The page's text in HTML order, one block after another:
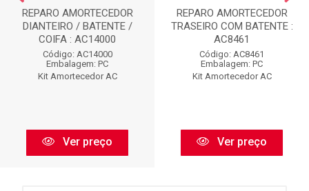
REPARO AMORTECEDOR
DIANTEIRO / BATENTE /
COIFA : AC14000
Código: AC14000
Embalagem: PC
Kit Amortecedor AC
Ver preço
REPARO AMORTECEDOR
TRASEIRO COM BATENTE :
AC8461
Código: AC8461
Embalagem: PC
Kit Amortecedor AC
Ver preço